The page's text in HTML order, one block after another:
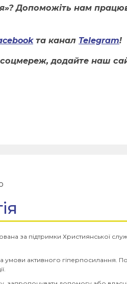
Допоможіть нам
та канал Telegram!
додайте наш
за підтримки Християнської
умови активного гіперпосилання.